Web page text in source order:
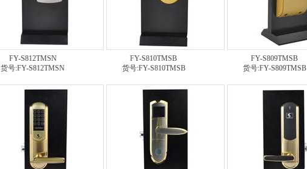
FY-S812TMSN
货号:FY-S812TMSN
FY-S810TMSB
货号:FY-S810TMSB
FY-S809TMSB
货号:FY-S809TMSB